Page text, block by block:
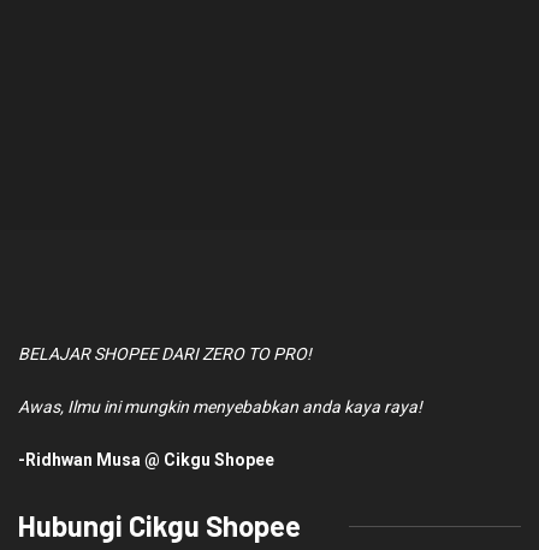
BELAJAR SHOPEE DARI ZERO TO PRO!
Awas, Ilmu ini mungkin menyebabkan anda kaya raya!
-Ridhwan Musa @ Cikgu Shopee
Hubungi Cikgu Shopee